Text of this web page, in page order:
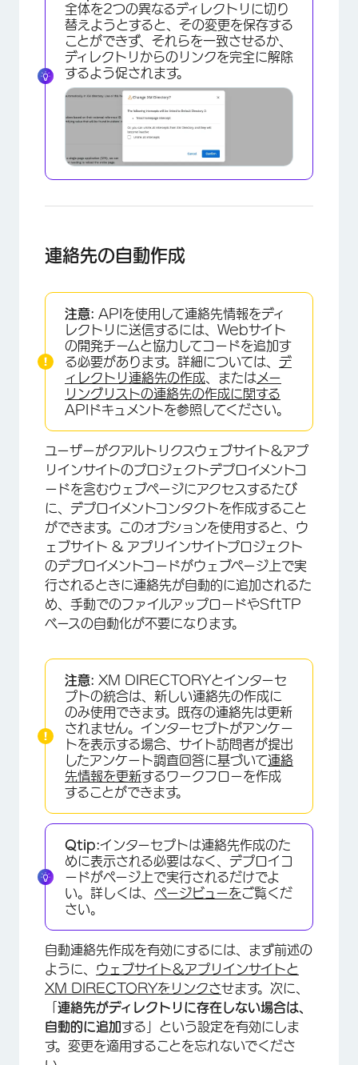
全体を2つの異なるディレクトリに切り
替えようとすると、その変更を保存する
ことができず、それらを一致させるか、
ディレクトリからのリンクを完全に解除
するよう促されます。
連絡先の自動作成
注意: APIを使用して連絡先情報をディ
レクトリに送信するには、Webサイト
の開発チームと協力してコードを追加す
る必要があります。詳細については、 デ
ィレクトリ連絡先の作成、または メー
リングリストの連絡先の作成に関する
APIドキュメントを参照してください。
ユーザーがクアルトリクスウェブサイト＆アプ
リインサイトのプロジェクトデプロイメントコ
ードを含むウェブページにアクセスするたび
に、デプロイメントコンタクトを作成すること
ができます。このオプションを使用すると、ウ
ェブサイト & アプリインサイトプロジェクト
のデプロイメントコードがウェブページ上で実
行されるときに連絡先が自動的に追加されるた
め、手動でのファイルアップロードやSftTP
ベースの自動化が不要になります。
注意: XM DIRECTORYとインターセ
プトの統合は、新しい連絡先の作成に
のみ使用できます。既存の連絡先は更新
されません。インターセプトがアンケー
トを表示する場合、サイト訪問者が提出
したアンケート調査回答に基づいて連絡
先情報を更新するワークフローを作成
することができます。
Qtip:インターセプトは連絡先作成のた
めに表示される必要はなく、デプロイコ
ードがページ上で実行されるだけでよ
い。詳しくは、 ページビューをご覧くだ
さい。
自動連絡先作成を有効にするには、まず前述の
ように、 ウェブサイト＆アプリインサイトと
XM DIRECTORYをリンクさせます。次に、
連絡先がディレクトリに存在しない場合は、
自動的に追加する」という設定を有効にしま
す。変更を適用することを忘れないでくださ